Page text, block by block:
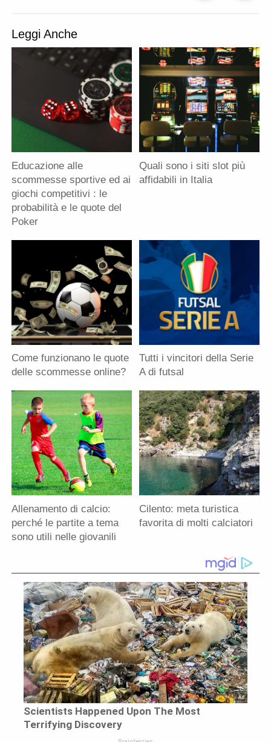
Leggi Anche
Educazione alle
scommesse sportive ed ai
giochi competitivi : le
probabilità e le quote del
Poker
Quali sono i siti slot più
affidabili in Italia
Come funzionano le quote
delle scommesse online?
Tutti i vincitori della Serie
A di futsal
Allenamento di calcio:
perché le partite a tema
sono utili nelle giovanili
Cilento: meta turistica
favorita di molti calciatori